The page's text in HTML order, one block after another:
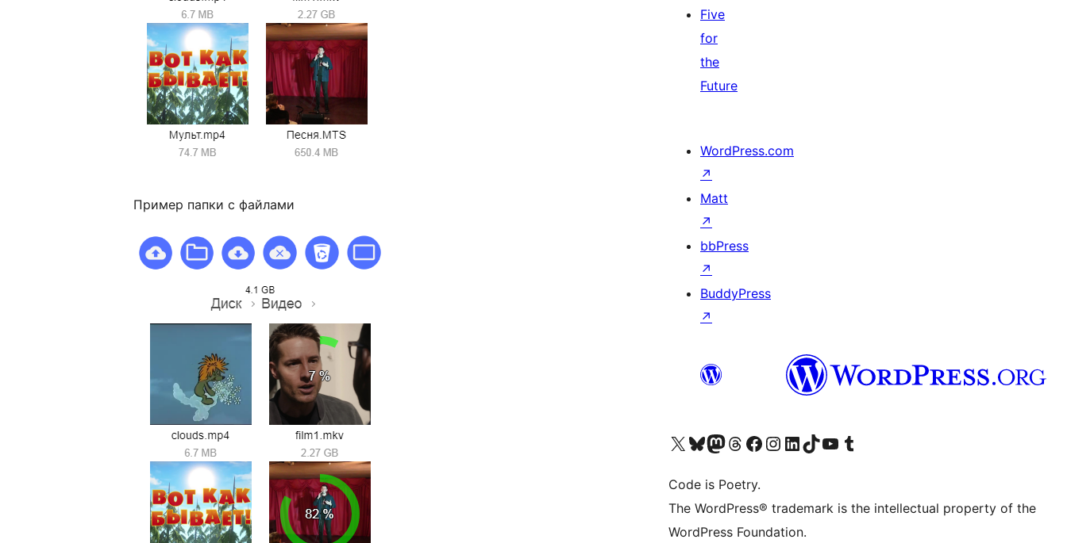
Пример папки с файлами
Five
for
the
Future
WordPress.com
↗
Matt
↗
bbPress
↗
BuddyPress
↗
Visit our X (formerly Twitter) account
Visit our Bluesky account
Visit our Mastodon account
Visit our Threads account
Visit our Facebook page
Visit our Instagram account
Visit our LinkedIn account
Visit our TikTok account
Visit our YouTube channel
Visit our Tumblr account
Code is Poetry.
The WordPress® trademark is the intellectual property of the
WordPress Foundation.